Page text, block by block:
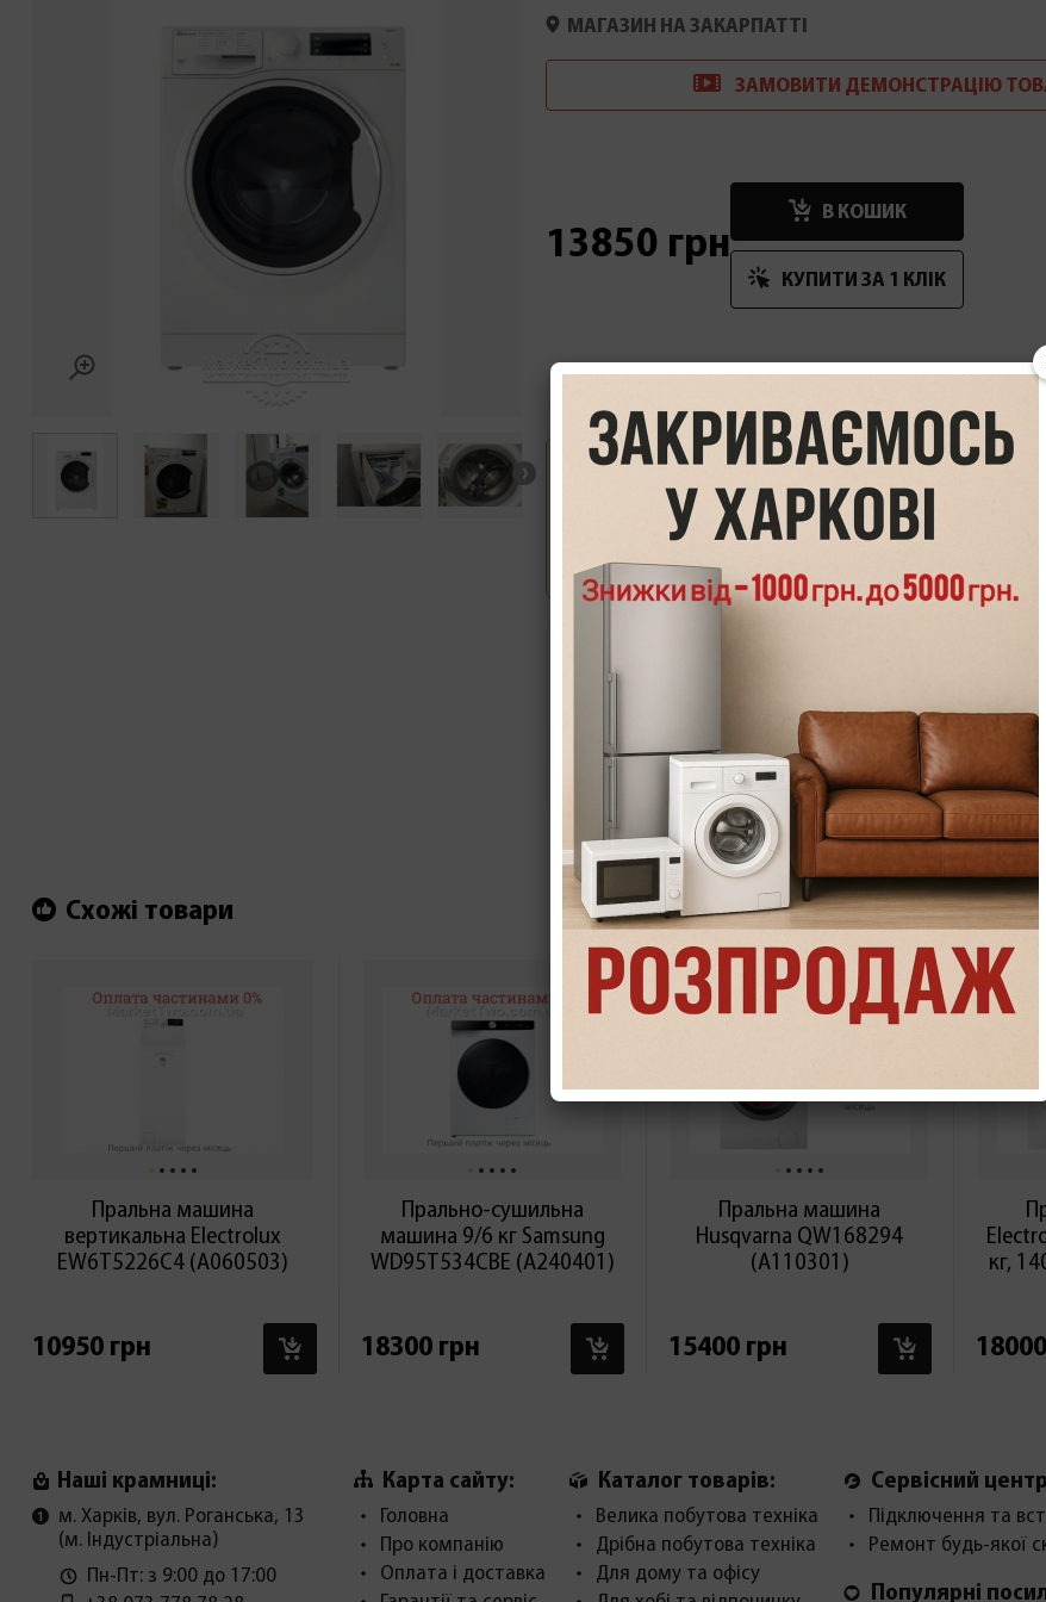
МАГАЗИН НА ЗАКАРПАТТІ
ЗАМОВИТИ ДЕМОНСТРАЦІЮ
13850 грн
В КОШИК
КУПИТИ ЗА 1 КЛIК
Інформація/демонстрація
Схожі товари
Пральна машина
вертикальна Electroluх
EW6T5226C4 (А060503)
10950 грн
В КОШИК
Прально-сушильна
машина 9/6 кг Samsung
WD95T534CBE (А240401)
18300 грн
В КОШИК
Пральна машина
Husqvarna QW168294
(А110301)
15400 грн
В КОШИК
кг,
Наші крамниці:
м. Харків, вул. Роганська, 13
(м. Індустріальна)
Пн-Пт: з 9:00 до 17:00
Карта сайту:
Головна
Про компанію
Оплата і доставка
Каталог товарів:
Велика побутова техніка
Дрібна побутова техніка
Для дому та офісу
Сервісний
Підключення та
Ремонт будь-якої
Популярні